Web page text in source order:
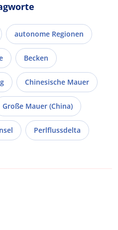
autonome Regionen
Becken
Chinesische Mauer
Große Mauer (China)
Perlflussdelta